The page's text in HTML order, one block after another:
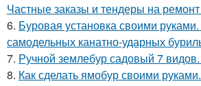
Частные заказы и тендеры на ремонт
6. Буровая установка своими
самодельных канатно-ударных
7. Ручной землебур садовый 7 видов.
8. Как сделать ямобур своими